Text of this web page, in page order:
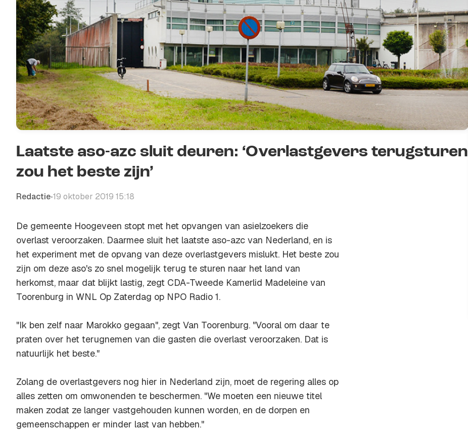
Laatste aso-azc sluit deuren: ‘Overlastgevers terugsturen
zou het beste zijn’
Redactie•19 oktober 2019 15:18
De gemeente Hoogeveen stopt met het opvangen van asielzoekers die
overlast veroorzaken. Daarmee sluit het laatste aso-azc van Nederland, en is
het experiment met de opvang van deze overlastgevers mislukt. Het beste zou
zijn om deze aso's zo snel mogelijk terug te sturen naar het land van
herkomst, maar dat blijkt lastig, zegt CDA-Tweede Kamerlid Madeleine van
Toorenburg in WNL Op Zaterdag op NPO Radio 1.
"Ik ben zelf naar Marokko gegaan", zegt Van Toorenburg. "Vooral om daar te
praten over het terugnemen van die gasten die overlast veroorzaken. Dat is
natuurlijk het beste."
Zolang de overlastgevers nog hier in Nederland zijn, moet de regering alles op
alles zetten om omwonenden te beschermen. "We moeten een nieuwe titel
maken zodat ze langer vastgehouden kunnen worden, en de dorpen en
gemeenschappen er minder last van hebben."